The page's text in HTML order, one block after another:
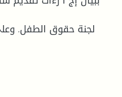
لجنة حقوق الطفل.